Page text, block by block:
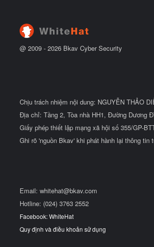
@ 2009 - 2026 Bkav Cyber Security
Chịu trách nhiệm nội dung: NGUYỄN THẢO
Địa chỉ: Tầng 2, Tòa nhà HH1, Đường Dương
Giấy phép thiết lập mạng xã hội số 355/GP-
Ghi rõ 'nguồn Bkav' khi phát hành lại thông tin
Email: whitehat@bkav.com
Hotline: (024) 3763 2552
Facebook: WhiteHat
Quy định và điều khoản sử dụng